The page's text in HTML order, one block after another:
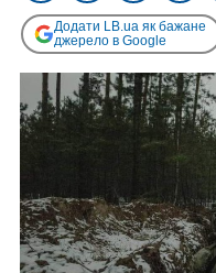
Додати LB.ua як бажане
джерело в Google